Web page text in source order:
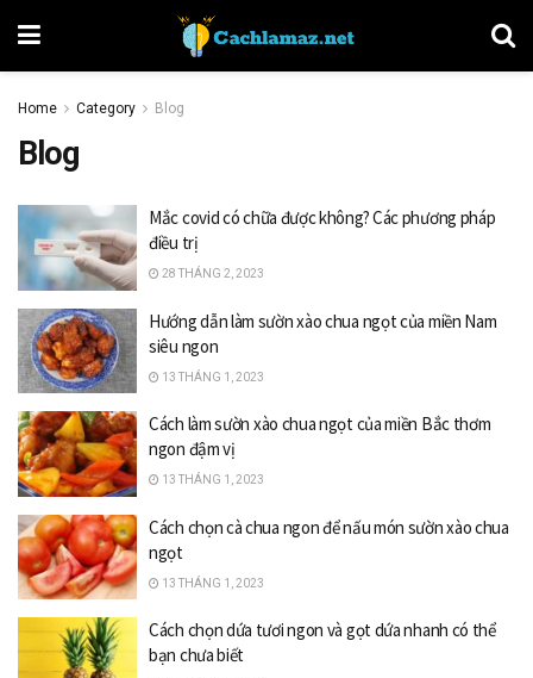
Home Category Blog
Blog
Mắc covid có chữa được không? Các phương pháp
điều trị
28 THÁNG 2, 2023
Hướng dẫn làm sườn xào chua ngọt của miền Nam
siêu ngon
13 THÁNG 1, 2023
Cách làm sườn xào chua ngọt của miền Bắc thơm
ngon đậm vị
13 THÁNG 1, 2023
Cách chọn cà chua ngon để nấu món sườn xào chua
ngọt
13 THÁNG 1, 2023
Cách chọn dứa tươi ngon và gọt dứa nhanh có thể
bạn chưa biết